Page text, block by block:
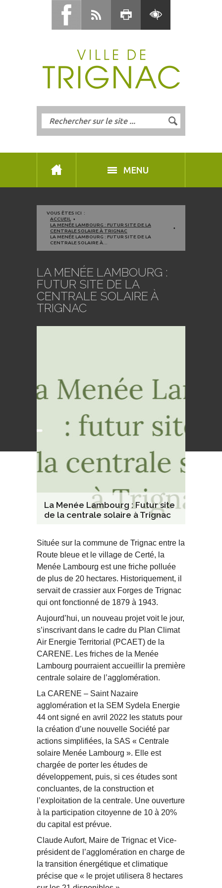
MENU
VOUS ÊTES ICI :
ACCUEIL
LA MENÉE LAMBOURG : FUTUR SITE DE LA
CENTRALE SOLAIRE À TRIGNAC
LA MENÉE LAMBOURG : FUTUR SITE DE LA
CENTRALE SOLAIRE À...
LA MENÉE LAMBOURG :
FUTUR SITE DE LA
CENTRALE SOLAIRE À
TRIGNAC
La Menée Lambourg : Futur site
de la centrale solaire à Trignac
Située sur la commune de Trignac entre la
Route bleue et le village de Certé, la
Menée Lambourg est une friche polluée
de plus de 20 hectares. Historiquement, il
servait de crassier aux Forges de Trignac
qui ont fonctionné de 1879 à 1943.
Aujourd’hui, un nouveau projet voit le jour,
s’inscrivant dans le cadre du Plan Climat
Air Energie Territorial (PCAET) de la
CARENE. Les friches de la Menée
Lambourg pourraient accueillir la première
centrale solaire de l’agglomération.
La CARENE – Saint Nazaire
agglomération et la SEM Sydela Energie
44 ont signé en avril 2022 les statuts pour
la création d’une nouvelle Société par
actions simplifiées, la SAS « Centrale
solaire Menée Lambourg ». Elle est
chargée de porter les études de
développement, puis, si ces études sont
concluantes, de la construction et
l’exploitation de la centrale. Une ouverture
à la participation citoyenne de 10 à 20%
du capital est prévue.
Claude Aufort, Maire de Trignac et Vice-
président de l’agglomération en charge de
la transition énergétique et climatique
précise que « le projet utilisera 8 hectares